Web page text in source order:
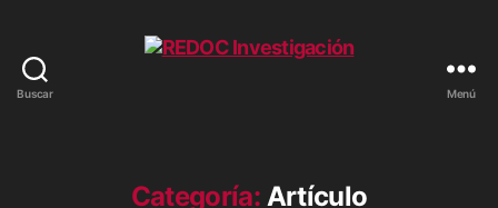
Buscar Menú
Categoría: Artículo